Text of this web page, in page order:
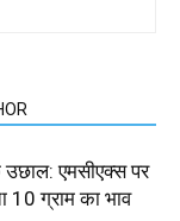
उछाल: एमसीएक्स पर
ग्राम का भाव